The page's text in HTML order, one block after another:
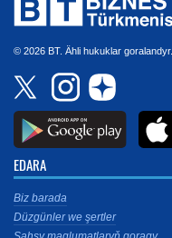
© 2026 BT. Ähli hukuklar goralandyr.
EDARA
Biz barada
Düzgünler we şertler